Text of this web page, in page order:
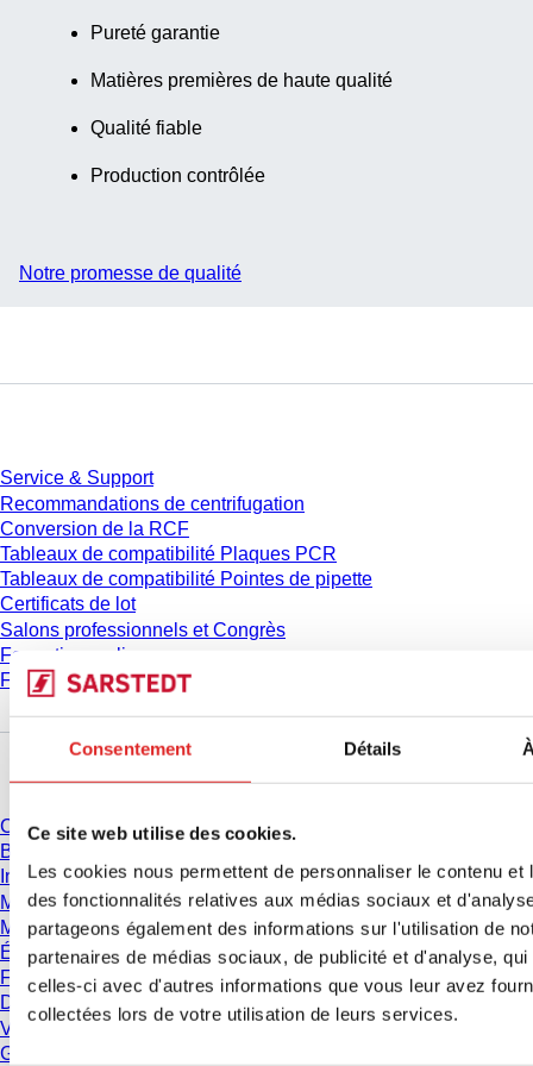
Consentement Détails
Ce site web utilise des cookies.
Les cookies nous permettent de personnaliser le contenu et
des fonctionnalités relatives aux médias sociaux et
partageons également des informations sur l'utilisation de
partenaires de médias sociaux, de publicité et d'analyse,
celles-ci avec d'autres informations que vous leur avez
collectées lors de votre utilisation de leurs services.
Pureté garantie
Matières premières de haute qualité
Qualité fiable
Production contrôlée
Notre promesse de qualité
Service & Support
Recommandations de centrifugation
Conversion de la RCF
Tableaux de compatibilité Plaques PCR
Tableaux de compatibilité Pointes de pipette
Certificats de lot
Salons professionnels et Congrès
Formation en ligne
FAQ
Téléchargement
Catalogue
Brochures
Informations utilisateur
Mode d'emploi
Manuels d'instructions
Études
Fiche de données de sécurité
Déclarations de conformité
Vidéos
Gestion de la Qualité